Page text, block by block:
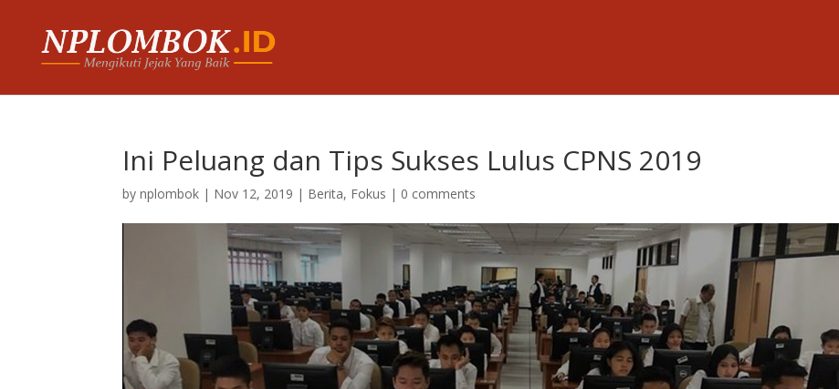
Ini Peluang dan Tips Sukses Lulus CPNS 2019
bynplombok | Nov 12, 2019 | Berita, Fokus | 0 comments